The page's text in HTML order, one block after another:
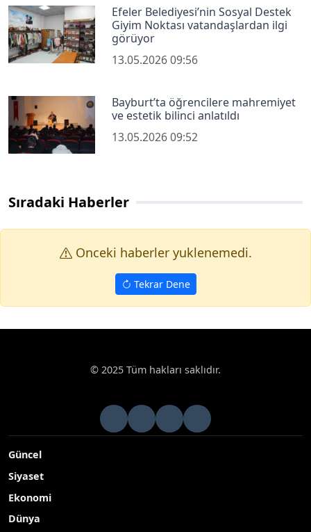
Efeler Belediyesi’nin Sosyal Destek
Giyim Noktası vatandaşlardan ilgi
görüyor
13.05.2026 09:56
Bayburt’ta öğrencilere mahremiyet
ve estetik bilinci anlatıldı
13.05.2026 09:52
Sıradaki Haberler
Onceki haberler yuklenemedi.
Tekrar Dene
© 2025 Tüm hakları saklıdır.
Güncel
Siyaset
Ekonomi
Dünya